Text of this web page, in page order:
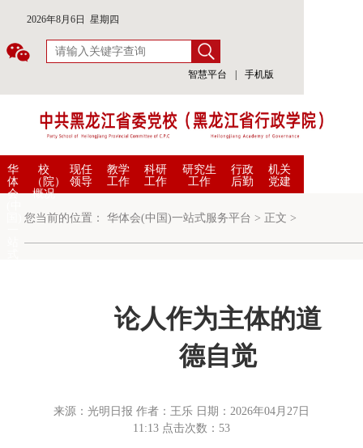
2026年8月6日 星期四
智慧平台 手机版
华
体
会
校
（院）
概况
现任
领导
教学
工作
科研
工作
研究生
工作
行政
后勤
机关
党建
您当前的位置： 华体会(中国)一站式服务平台 > 正文 >
论人作为主体的道
德自觉
来源：光明日报 作者：王乐 日期：2026年04月27日
11:13 点击次数： 53